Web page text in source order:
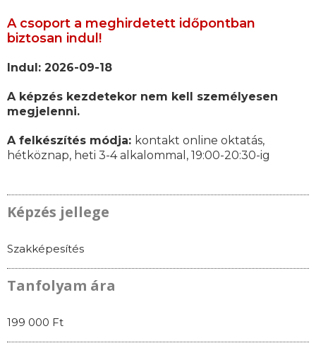
A csoport a meghirdetett időpontban
biztosan indul!
Indul: 2026-09-18
A képzés kezdetekor nem kell személyesen
megjelenni.
A felkészítés módja: kontakt online oktatás,
hétköznap, heti 3-4 alkalommal, 19:00-20:30-ig
Képzés jellege
Szakképesítés
Tanfolyam ára
199 000 Ft